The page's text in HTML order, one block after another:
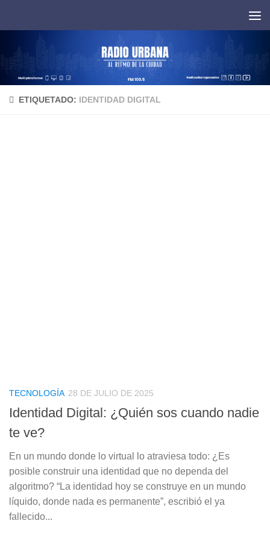
ETIQUETADO: IDENTIDAD DIGITAL
TECNOLOGÍA 28 DE JULIO DE 2025
Identidad Digital: ¿Quién sos cuando nadie
te ve?
En un mundo donde lo virtual lo atraviesa todo: ¿Es
posible construir una identidad que no dependa del
algoritmo? “La identidad hoy se construye en un mundo
líquido, donde nada es permanente”, escribió el ya
fallecido...